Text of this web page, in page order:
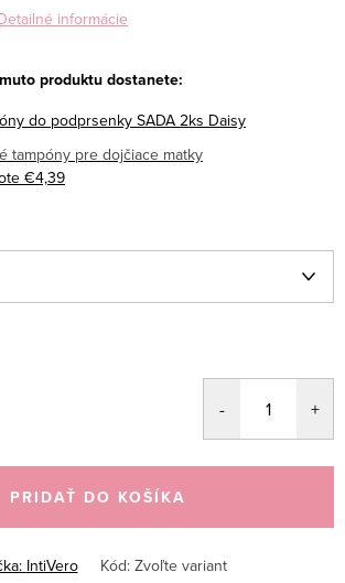
informácie
produktu dostanete:
do podprsenky SADA 2ks Daisy
tampóny pre dojčiace matky
€4,39
PRIDAŤ DO KOŠÍKA
IntiVero Kód: Zvoľte variant